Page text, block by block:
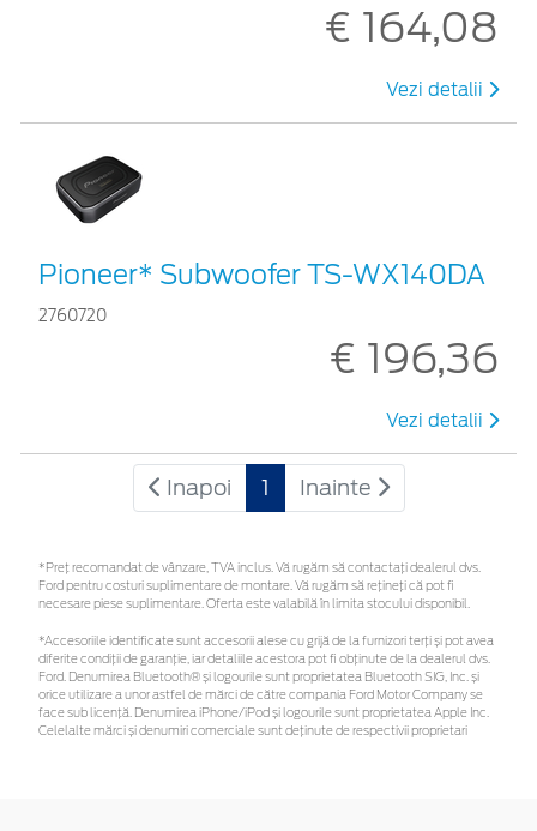
€ 164,08
Vezi detalii
Pioneer* Subwoofer TS-WX140DA
2760720
€ 196,36
Vezi detalii
Inapoi 1 Inainte
*Preţ recomandat de vânzare, TVA inclus. Vă rugăm să contactaţi dealerul dvs.
Ford pentru costuri suplimentare de montare. Vă rugăm să rețineți că pot fi
necesare piese suplimentare. Oferta este valabilă în limita stocului disponibil.
*Accesoriile identificate sunt accesorii alese cu grijă de la furnizori terți și pot avea
diferite condiții de garanție, iar detaliile acestora pot fi obținute de la dealerul dvs.
Ford. Denumirea Bluetooth® și logourile sunt proprietatea Bluetooth SIG, Inc. și
orice utilizare a unor astfel de mărci de către compania Ford Motor Company se
face sub licență. Denumirea iPhone/iPod și logourile sunt proprietatea Apple Inc.
Celelalte mărci și denumiri comerciale sunt deținute de respectivii proprietari